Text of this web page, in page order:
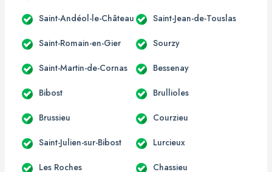
Saint-Andéol-le-Château Saint-Jean-de-Touslas
Saint-Romain-en-Gier Sourzy
Saint-Martin-de-Cornas Bessenay
Bibost Brullioles
Brussieu Courzieu
Saint-Julien-sur-Bibost Lurcieux
Les Roches Chassieu